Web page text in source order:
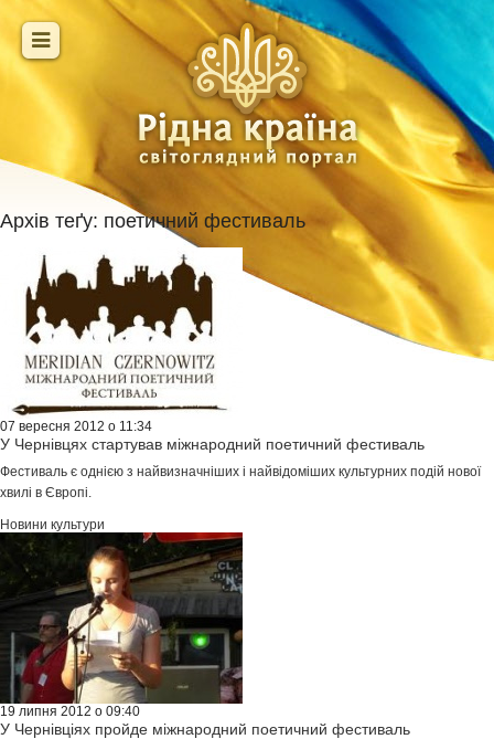
Архів теґу: поетичний фестиваль
07 вересня 2012 о 11:34
У Чернівцях стартував міжнародний поетичний фестиваль
Фестиваль є однією з найвизначніших і найвідоміших культурних подій нової
хвилі в Європі.
Новини культури
19 липня 2012 о 09:40
У Чернівціях пройде міжнародний поетичний фестиваль